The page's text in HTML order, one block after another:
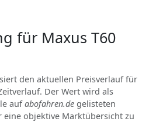
für Maxus T60
den aktuellen Preisverlauf für
Der Wert wird als
aufabofahren.de gelisteten
objektive Marktübersicht zu